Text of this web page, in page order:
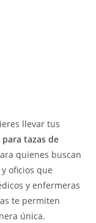
llevar tus
tazas de
quienes buscan
oficios que
y enfermeras
te permiten
única.